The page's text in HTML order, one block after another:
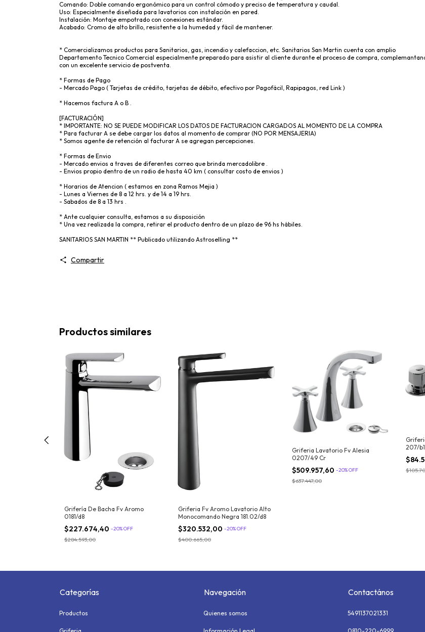
Comando: Doble comando ergonómico para un control cómodo y preciso de temperatura y caudal.
Uso: Especialmente diseñada para lavatorios con instalación en pared.
Instalación: Montaje empotrado con conexiones estándar.
Acabado: Cromo de alto brillo, resistente a la humedad y fácil de mantener.
* Comercializamos productos para Sanitarios, gas, incendio y calefaccion, etc. Sanitarios San Martin cuenta con amplio
Departamento Tecnico Comercial especialmente preparado para asistir al cliente durante el proceso de compra,
con un excelente servicio de postventa.
* Formas de Pago
- Mercado Pago ( Tarjetas de crédito, tarjetas de débito, efectivo por Pagofácil, Rapipagos, red Link )
* Hacemos factura A o B .
[FACTURACIÓN]
* IMPORTANTE: NO SE PUEDE MODIFICAR LOS DATOS DE FACTURACION CARGADOS AL MOMENTO DE LA COMPRA
* Para facturar A se debe cargar los datos al momento de comprar (NO POR MENSAJERIA)
* Somos agente de retención al facturar A se agregan percepciones.
* Formas de Envio
- Mercado envios a traves de diferentes correo que brinda mercadolibre .
- Envios propio dentro de un radio de hasta 40 km ( consultar costo de envios )
* Horarios de Atencion ( estamos en zona Ramos Mejia )
- Lunes a Viernes de 8 a 12 hrs. y de 14 a 19 hrs.
- Sabados de 8 a 13 hrs .
* Ante cualquier consulta, estamos a su disposición
* Una vez realizada la compra, retirar el producto dentro de un plazo de 96 hs hábiles.
SANITARIOS SAN MARTIN ** Publicado utilizando Astroselling **
Compartir
Productos similares
Grifería De Bacha Fv Aromo
0181/d8
$227.674,40 -20%OFF
$284.593,00
Griferia Fv Aromo Lavatorio Alto
Monocomando Negra 181.02/d8
$320.532,00 -20%OFF
$400.665,00
Griferia Lavatorio Fv Alesia
0207/49 Cr
$509.957,60 -20%OFF
$637.447,00
207/b1
Categorías
Productos
Navegación
Quienes somos
Contactános
5491137021331